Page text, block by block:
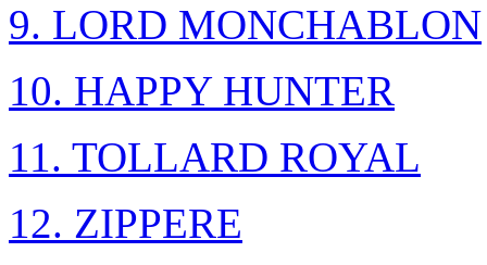
9. LORD MONCHABLON
10. HAPPY HUNTER
11. TOLLARD ROYAL
12. ZIPPERE